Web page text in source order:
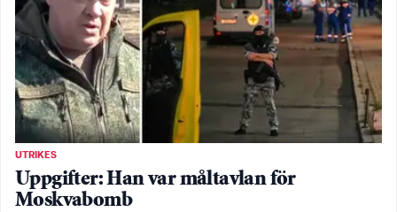
UTRIKES
Uppgifter: Han var måltavlan för
Moskvabomb